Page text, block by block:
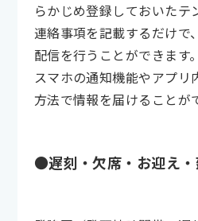
らかじめ登録しておいたテ
連絡事項を記載するだけで
配信を行うことができます
スマホの通知機能やアプリ
方法で情報を届けることが
●遅刻・欠席・お迎え